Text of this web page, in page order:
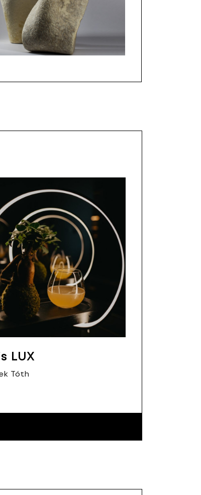
LUX
Tóth